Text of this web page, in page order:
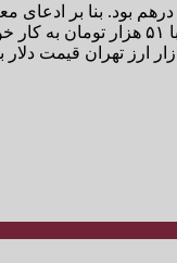
بود. بنا بر